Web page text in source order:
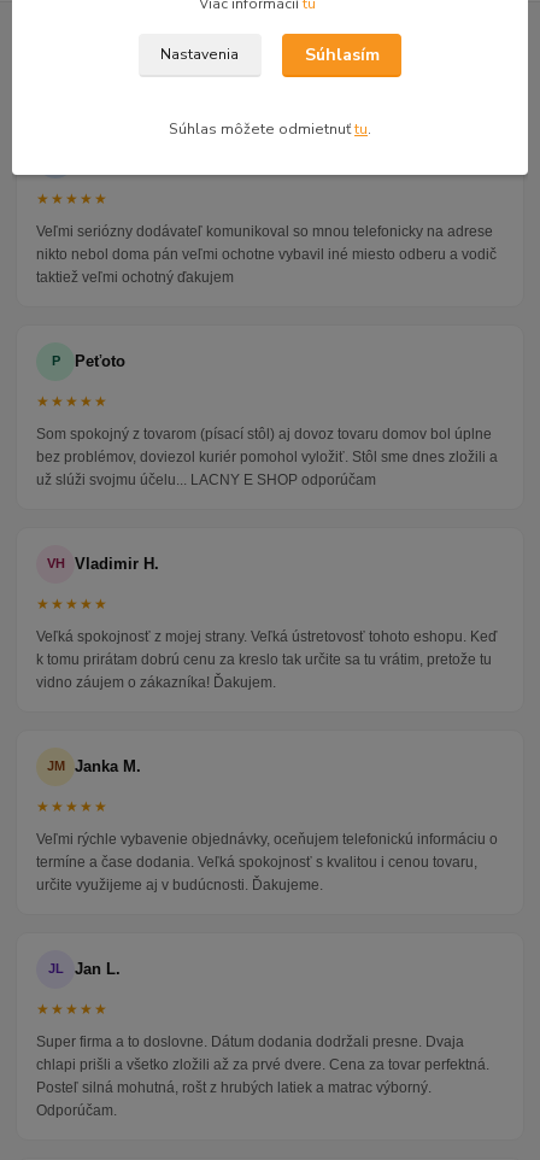
4.9★★★★★
★★★★★
Veľmi seriózny dodávateľ komunikoval so mnou telefonicky na adrese
nikto nebol doma pán veľmi ochotne vybavil iné miesto odberu a vodič
taktiež veľmi ochotný ďakujem
P Peťoto
★★★★★
Som spokojný z tovarom (písací stôl) aj dovoz tovaru domov bol úplne
bez problémov, doviezol kuriér pomohol vyložiť. Stôl sme dnes zložili a
už slúži svojmu účelu... LACNY E SHOP odporúčam
VH Vladimir H.
★★★★★
Veľká spokojnosť z mojej strany. Veľká ústretovosť tohoto eshopu. Keď
k tomu prirátam dobrú cenu za kreslo tak určite sa tu vrátim, pretože tu
vidno záujem o zákazníka! Ďakujem.
JM Janka M.
★★★★★
Veľmi rýchle vybavenie objednávky, oceňujem telefonickú informáciu o
termíne a čase dodania. Veľká spokojnosť s kvalitou i cenou tovaru,
určite využijeme aj v budúcnosti. Ďakujeme.
JL Jan L.
★★★★★
Super firma a to doslovne. Dátum dodania dodržali presne. Dvaja
chlapi prišli a všetko zložili až za prvé dvere. Cena za tovar perfektná.
Posteľ silná mohutná, rošt z hrubých latiek a matrac výborný.
Odporúčam.
Nastavenia Súhlasím
Súhlas môžete odmietnuťtu.